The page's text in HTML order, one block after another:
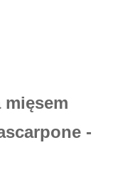
mięsem
-